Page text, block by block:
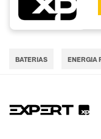
BATERIAS ENERGIA